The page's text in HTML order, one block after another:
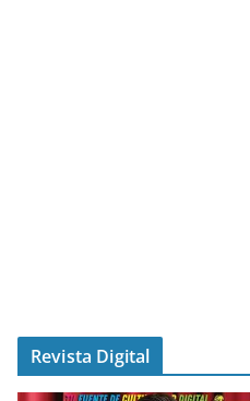
Revista Digital